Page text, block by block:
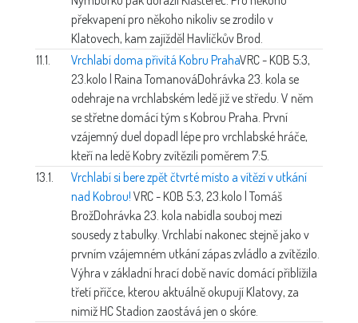
překvapení pro někoho nikoliv se zrodilo v
Klatovech, kam zajížděl Havlíčkův Brod.
11.1.
Vrchlabí doma přivítá Kobru PrahaVRC - KOB 5:3,
23.kolo | Raina TomanováDohrávka 23. kola se
odehraje na vrchlabském ledě již ve středu. V něm
se střetne domácí tým s Kobrou Praha. První
vzájemný duel dopadl lépe pro vrchlabské hráče,
kteří na ledě Kobry zvítězili poměrem 7:5.
13.1.
Vrchlabí si bere zpět čtvrté místo a vítězí v utkání
nad Kobrou! VRC - KOB 5:3, 23.kolo | Tomáš
BrožDohrávka 23. kola nabídla souboj mezi
sousedy z tabulky. Vrchlabí nakonec stejně jako v
prvním vzájemném utkání zápas zvládlo a zvítězilo.
Výhra v základní hrací době navíc domácí přiblížila
třetí příčce, kterou aktuálně okupují Klatovy, za
nimiž HC Stadion zaostává jen o skóre.